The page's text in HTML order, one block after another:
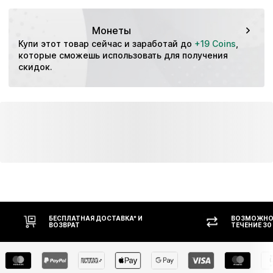
Монеты
Купи этот товар сейчас и заработай до +19 Coins
которые сможешь использовать для получения
скидок.
БЕСПЛАТНАЯ ДОСТАВКА* И
ВОЗВРАТ
ТЕЧЕНИЕ